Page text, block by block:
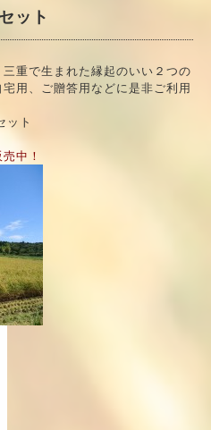
ット
重で生まれた縁起のいい２つの
用、ご贈答用などに是非ご利用
ット
中！